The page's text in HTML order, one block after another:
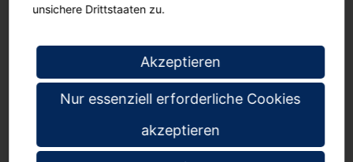
unsichere Drittstaaten zu.
Akzeptieren
Nur essenziell erforderliche Cookies
akzeptieren